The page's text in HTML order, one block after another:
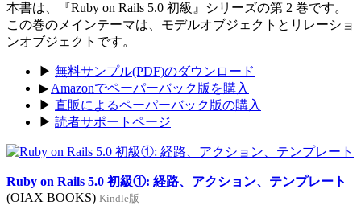
本書は、『Ruby on Rails 5.0 初級』シリーズの第 2 巻です。
この巻のメインテーマは、モデルオブジェクトとリレーショ
ンオブジェクトです。
▶ 無料サンプル(PDF)のダウンロード
▶ Amazonでペーパーバック版を購入
▶ 直販によるペーパーバック版の購入
▶ 読者サポートページ
Ruby on Rails 5.0 初級①: 経路、アクション、テンプレート
(OIAX BOOKS) Kindle版